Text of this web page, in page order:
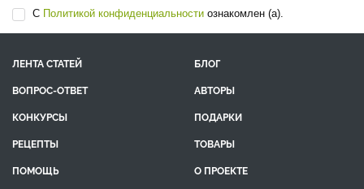
С Политикой конфиденциальности ознакомлен (а).
ЛЕНТА СТАТЕЙ
БЛОГ
ВОПРОС-ОТВЕТ
АВТОРЫ
КОНКУРСЫ
ПОДАРКИ
РЕЦЕПТЫ
ТОВАРЫ
ПОМОЩЬ
О ПРОЕКТЕ